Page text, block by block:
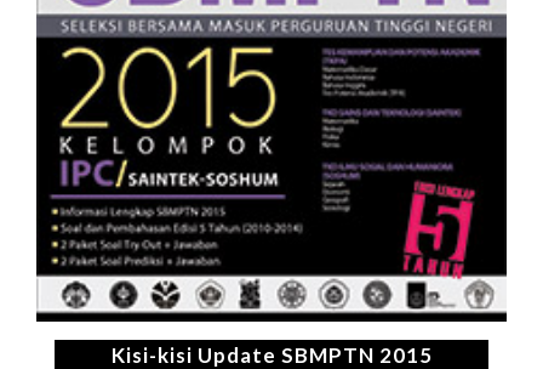
Kisi-kisi Update SBMPTN 2015